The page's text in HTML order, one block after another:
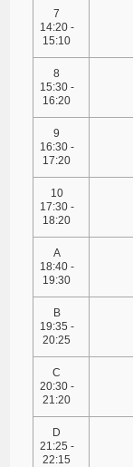
7
14:20 -
15:10
8
15:30 -
16:20
9
16:30 -
17:20
10
17:30 -
18:20
A
18:40 -
19:30
B
19:35 -
20:25
C
20:30 -
21:20
D
21:25 -
22:15